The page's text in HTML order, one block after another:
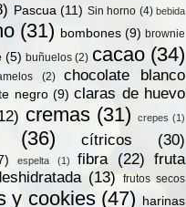
Pascua (11) Sin horno (4) bebida
(31) bombones (9) brownie
(5) buñuelos (2) cacao (34)
(2)
chocolate blanco
negro (9) claras de huevo
cremas (31) crepes (1)
(36) cítricos (30)
espelta (1) fibra (22) fruta
(13)
frutos secos
y cookies (47)
harinas